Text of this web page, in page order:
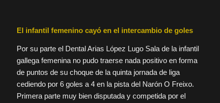
El infantil femenino cayó en el intercambio de goles
Por su parte el Dental Arias López Lugo Sala de la infantil
gallega femenina no pudo traerse nada positivo en forma
de puntos de su choque de la quinta jornada de liga
cediendo por 6 goles a 4 en la pista del Narón O Freixo.
Primera parte muy bien disputada y competida por el